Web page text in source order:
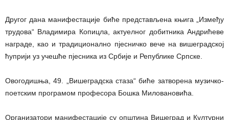
Другог дана манифестације биће представљена књига „Између
трудова“ Владимира Копицла, актуелног добитника Андрићеве
награде, као и традиционално пјесничко вече на вишеградској
ћуприји уз учешће пјесника из Србије и Републике Српске.
Овогодишња, 49. „Вишеградска стаза“ биће затворена музичко-
поетским програмом професора Бошка Миловановића.
Организатори манифестације су општина Вишеград и Културни